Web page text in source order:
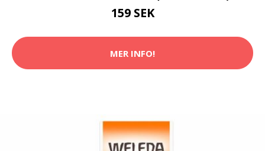
159 SEK
MER INFO!